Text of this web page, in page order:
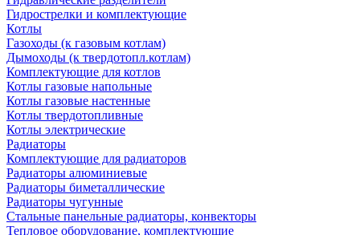
Гидрострелки и комплектующие
Котлы
Газоходы (к газовым котлам)
Дымоходы (к твердотопл.котлам)
Комплектующие для котлов
Котлы газовые напольные
Котлы газовые настенные
Котлы твердотопливные
Котлы электрические
Радиаторы
Комплектующие для радиаторов
Радиаторы алюминиевые
Радиаторы биметаллические
Радиаторы чугунные
Стальные панельные радиаторы, конвекторы
Тепловое оборудование, комплектующие